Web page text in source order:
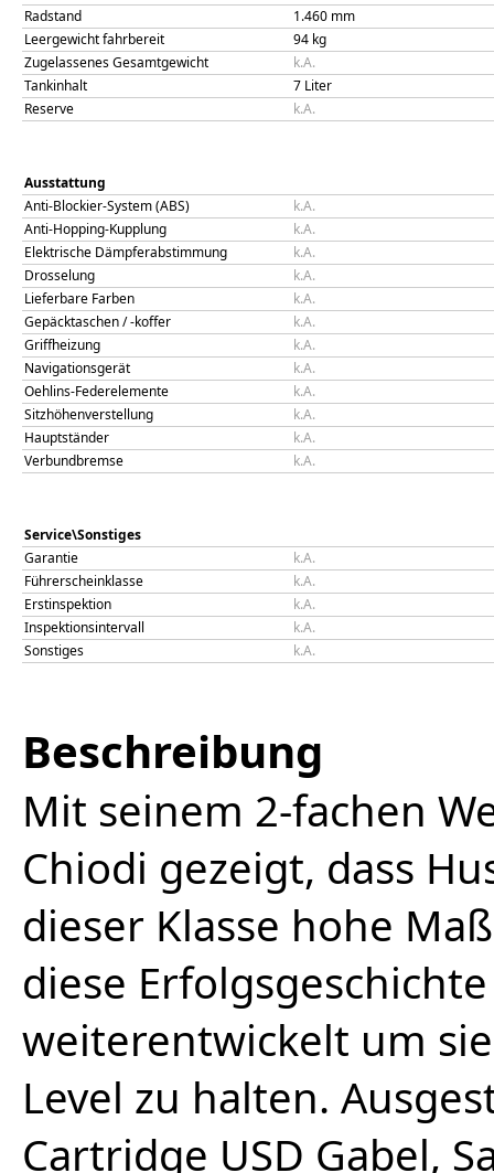
Radstand
1.460 mm
Leergewicht fahrbereit
94 kg
Zugelassenes Gesamtgewicht
k.A.
Tankinhalt
7 Liter
Reserve
k.A.
Ausstattung
Anti-Blockier-System (ABS)
k.A.
Anti-Hopping-Kupplung
k.A.
Elektrische Dämpferabstimmung
k.A.
Drosselung
k.A.
Lieferbare Farben
k.A.
Gepäcktaschen / -koffer
k.A.
Griffheizung
k.A.
Navigationsgerät
k.A.
Oehlins-Federelemente
k.A.
Sitzhöhenverstellung
k.A.
Hauptständer
k.A.
Verbundbremse
k.A.
Service\Sonstiges
Garantie
k.A.
Führerscheinklasse
k.A.
Erstinspektion
k.A.
Inspektionsintervall
k.A.
Sonstiges
k.A.
Beschreibung
Mit seinem 2-fachen
Chiodi gezeigt, dass
dieser Klasse hohe
diese
weiterentwickelt um
Level zu halten.
Cartridge USD Gabel,